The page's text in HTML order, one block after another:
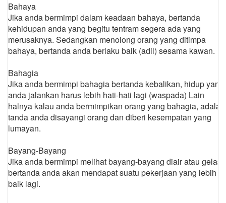
Bahaya
Jika anda bermimpi dalam keadaan bahaya, bertanda
kehidupan anda yang begitu tentram segera ada yang
merusaknya. Sedangkan menolong orang yang ditimpa
bahaya, bertanda anda berlaku baik (adil) sesama kawan.
Bahagia
Jika anda bermimpi bahagia bertanda kebalikan, hidup yang
anda jalankan harus lebih hati-hati lagi (waspada) Lain
halnya kalau anda bermimpikan orang yang bahagia, adalah
tanda anda disayangi orang dan diberi kesempatan yang
lumayan.
Bayang-Bayang
Jika anda bermimpi melihat bayang-bayang diair atau gelas
bertanda anda akan mendapat suatu pekerjaan yang lebih
baik lagi.